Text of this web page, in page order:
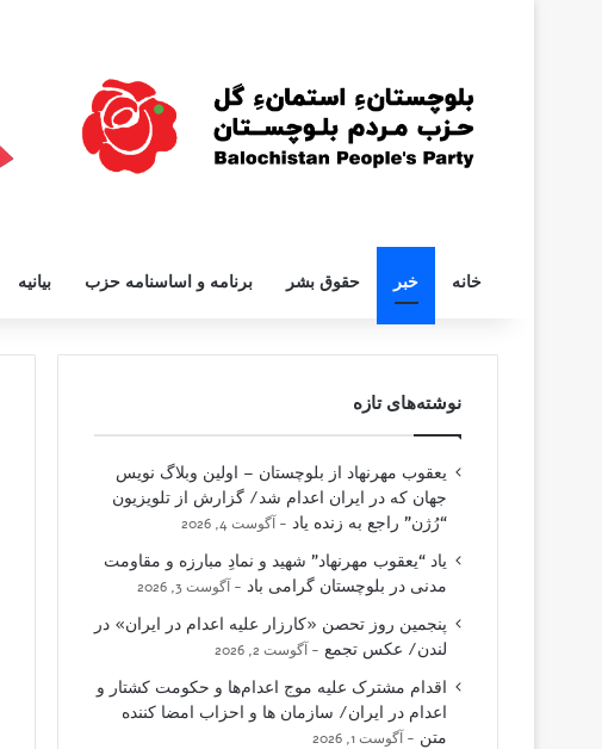
خانه خبر حقوق بشر برنامه و اساسنامه حزب بیانیه
نوشته‌های تازه
یعقوب مهرنهاد از بلوچستان – اولین وبلاگ نویس
جهان که در ایران اعدام شد/ گزارش از تلویزیون
“رُژن” راجع به زنده یاد
آگوست 4, 2026
یاد “یعقوب مهرنهاد” شهید و نمادِ مبارزه و مقاومت
مدنی در بلوچستان گرامی باد
آگوست 3, 2026
پنجمین روز تحصن «کارزار علیه اعدام در ایران» در
لندن/ عکس تجمع
آگوست 2, 2026
اقدام مشترک علیه موج اعدام‌ها و حکومت کشتار و
اعدام در ایران/ سازمان ها و احزاب امضا کننده
متن
آگوست 1, 2026